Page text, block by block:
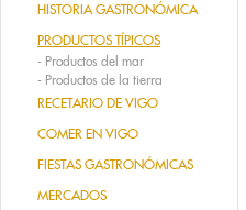
HISTORIA GASTRONÓMICA
PRODUCTOS TÍPICOS
- Productos del mar
- Productos de la tierra
RECETARIO DE VIGO
COMER EN VIGO
FIESTAS GASTRONÓMICAS
MERCADOS